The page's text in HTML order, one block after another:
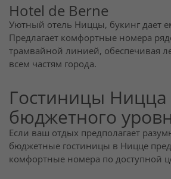
Hotel de Berne
Уютный отель Ниццы, букинг дает
Предлагает комфортные номера
трамвайной линией, обеспечивая
всем частям города.
Гостиницы Ницца
бюджетного
Если ваш отдых предполагает
бюджетные гостиницы в Ницце
комфортные номера по доступной